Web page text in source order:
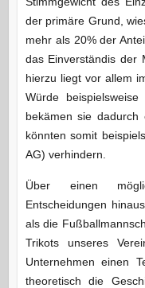
der primäre Grund,
mehr als 20% der
das Einverständis der
hierzu liegt vor allem
Würde
bekämen sie dadurch
könnten somit
AG) verhindern.
Über einen
Entscheidungen
als die
Trikots unseres
Unternehmen einen
theoretisch die